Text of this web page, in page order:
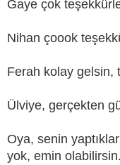
Gaye çok
Nihan çoook
Ferah kolay gelsin,
Ülviye, gerçekten
Oya, senin
yok, emin